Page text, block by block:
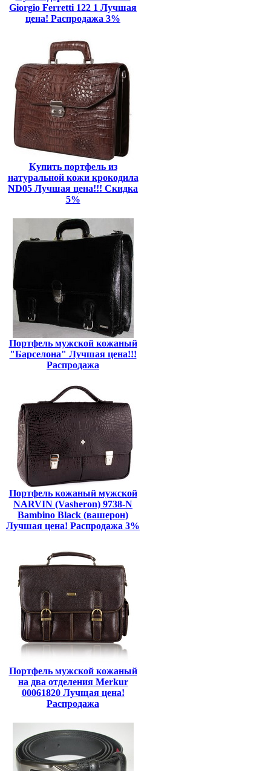
Giorgio Ferretti 122 1 Лучшая
цена! Распродажа 3%
Купить портфель из
натуральной кожи крокодила
ND05 Лучшая цена!!! Скидка
5%
Портфель мужской кожаный
"Барселона" Лучшая цена!!!
Распродажа
Портфель кожаный мужской
NARVIN (Vasheron) 9738-N
Bambino Black (вашерон)
Лучшая цена! Распродажа 3%
Портфель мужской кожаный
на два отделения Merkur
00061820 Лучщая цена!
Распродажа